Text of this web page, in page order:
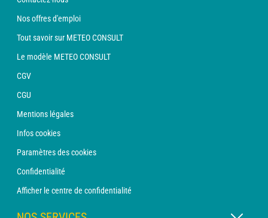
Nos offres d'emploi
Tout savoir sur METEO CONSULT
Le modèle METEO CONSULT
CGV
CGU
Mentions légales
Infos cookies
Paramètres des cookies
Confidentialité
Afficher le centre de confidentialité